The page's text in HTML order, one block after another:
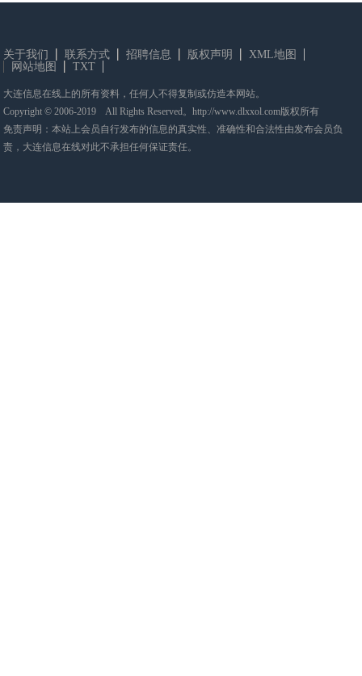
关于我们 联系方式 招聘信息 版权声明
XML地图
网站地图
TXT
大连信息在线上的所有资料，任何人不得复制或仿造本网站。
Copyright © 2006-2019 All Rights Reserved。http://www.dlxxol.com版权所有
免责声明：本站上会员自行发布的信息的真实性、准确性和合法性由发布会员负
责，大连信息在线对此不承担任何保证责任。